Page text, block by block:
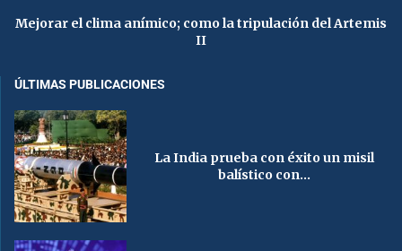
Mejorar el clima anímico; como la tripulación del Artemis
II
ÚLTIMAS PUBLICACIONES
La India prueba con éxito un misil
balístico con...